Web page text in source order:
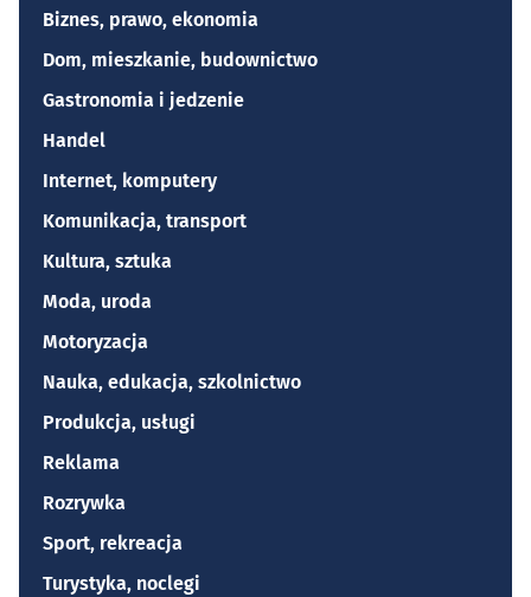
Biznes, prawo, ekonomia
Dom, mieszkanie, budownictwo
Gastronomia i jedzenie
Handel
Internet, komputery
Komunikacja, transport
Kultura, sztuka
Moda, uroda
Motoryzacja
Nauka, edukacja, szkolnictwo
Produkcja, usługi
Reklama
Rozrywka
Sport, rekreacja
Turystyka, noclegi